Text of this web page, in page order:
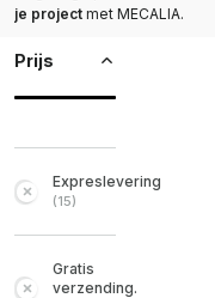
je project met MECALIA.
Prijs
Expreslevering
(15)
Gratis
verzending.